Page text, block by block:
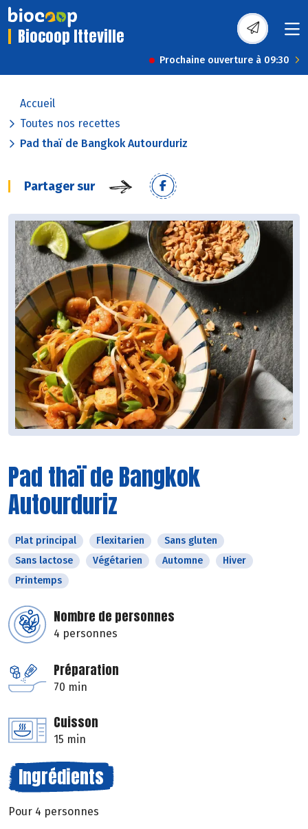
Biocoop Itteville
Prochaine ouverture à 09:30
Accueil
Toutes nos recettes
Pad thaï de Bangkok Autourduriz
Partager sur
Pad thaï de Bangkok
Autourduriz
Plat principal Flexitarien
Sans gluten
Sans lactose
Végétarien Automne
Hiver
Printemps
Nombre de personnes
4 personnes
Préparation
70 min
Cuisson
15 min
Ingrédients
Pour 4 personnes